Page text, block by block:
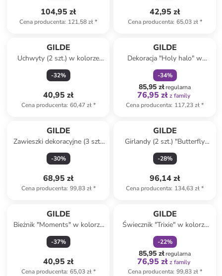
104,95 zł
Cena producenta: 121,58 zł*
42,95 zł
Cena producenta: 65,03 zł*
GILDE
Uchwyty (2 szt.) w kolorze
białym na zdjęcia i karty - 23 x
17,5 cm
-32%
40,95 zł
Cena producenta: 60,47 zł*
GILDE
Dekoracja "Holy halo" w
kolorze jasnobrązowo-białym
- wys. 35 cm
-34%
85,95 złregularna
76,95 zł z family
Cena producenta: 117,23 zł*
GILDE
Zawieszki dekoracyjne (3 szt.)
"Moments" w kolorze białym -
Ø 12 cm
-30%
68,95 zł
Cena producenta: 99,83 zł*
GILDE
Girlandy (2 szt.) "Butterfly
Dance" w kolorze beżowym -
dł. 80 cm
-28%
96,14 zł
Cena producenta: 134,63 zł*
GILDE
Bieżnik "Moments" w kolorze
szarym - 140 x 40 cm
-37%
40,95 zł
Cena producenta: 65,03 zł*
GILDE
Świecznik "Trixie" w kolorze
czarnym - wys. 22 cm
-22%
85,95 złregularna
76,95 zł z family
Cena producenta: 99,83 zł*